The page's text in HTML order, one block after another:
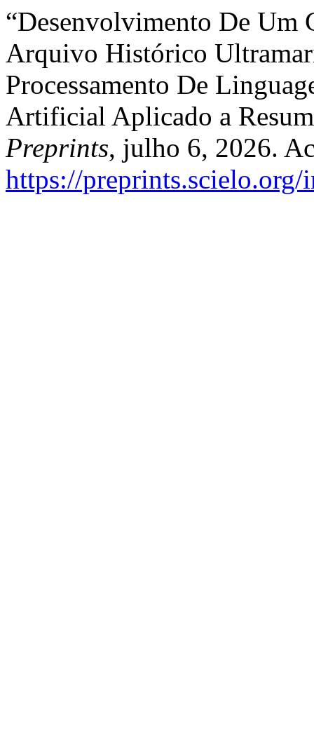
“Desenvolvimento De Um
Arquivo Histórico
Processamento De
Artificial Aplicado a
Preprints, julho 6, 2026.
https://